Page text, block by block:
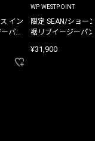
イン
パン
WP WESTPOINT
限定 SEAN/ショー
裾リブイージーパ
¥31,900